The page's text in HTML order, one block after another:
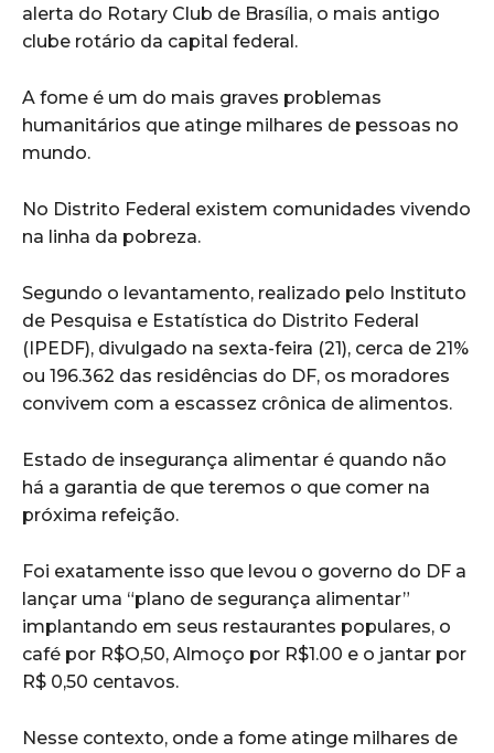
alerta do Rotary Club de Brasília, o mais antigo
clube rotário da capital federal.
A fome é um do mais graves problemas
humanitários que atinge milhares de pessoas no
mundo.
No Distrito Federal existem comunidades vivendo
na linha da pobreza.
Segundo o levantamento, realizado pelo Instituto
de Pesquisa e Estatística do Distrito Federal
(IPEDF), divulgado na sexta-feira (21), cerca de 21%
ou 196.362 das residências do DF, os moradores
convivem com a escassez crônica de alimentos.
Estado de insegurança alimentar é quando não
há a garantia de que teremos o que comer na
próxima refeição.
Foi exatamente isso que levou o governo do DF a
lançar uma “plano de segurança alimentar”
implantando em seus restaurantes populares, o
café por R$O,50, Almoço por R$1.00 e o jantar por
R$ 0,50 centavos.
Nesse contexto, onde a fome atinge milhares de